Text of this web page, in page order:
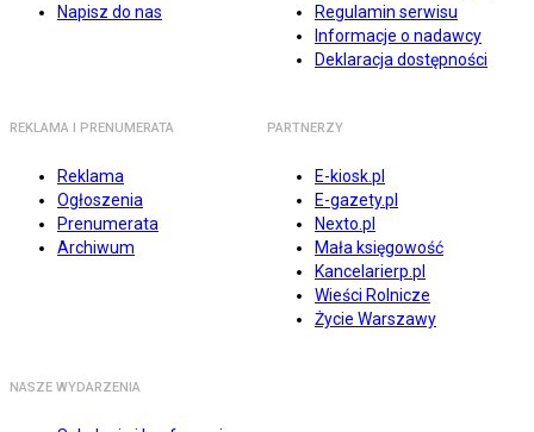
Napisz do nas
Regulamin serwisu
Informacje o nadawcy
Deklaracja dostępności
REKLAMA I PRENUMERATA
Reklama
Ogłoszenia
Prenumerata
Archiwum
PARTNERZY
E-kiosk.pl
E-gazety.pl
Nexto.pl
Mała księgowość
Kancelarierp.pl
Wieści Rolnicze
Życie Warszawy
NASZE WYDARZENIA